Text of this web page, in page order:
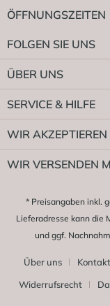
ÖFFNUNGSZEITEN
FOLGEN SIE UNS
ÜBER UNS
SERVICE & HILFE
WIR AKZEPTIEREN
WIR VERSENDEN
* Preisangaben inkl.
Lieferadresse kann die
und ggf.
Über uns Kontakt
Widerrufsrecht